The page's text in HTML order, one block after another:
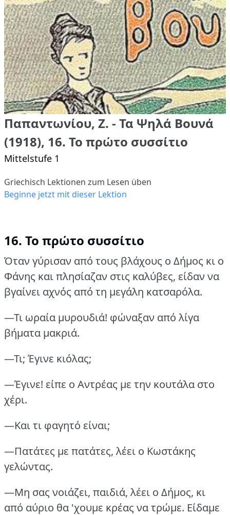
Παπαντωνίου, Ζ. - Τα Ψηλά Βουνά
(1918), 16. Το πρώτο συσσίτιο
Mittelstufe 1
Griechisch Lektionen zum Lesen üben
Beginne jetzt mit dieser Lektion
16. Το πρώτο συσσίτιο
Όταν γύρισαν από τους βλάχους ο Δήμος κι ο
Φάνης και πλησίαζαν στις καλύβες, είδαν να
βγαίνει αχνός από τη μεγάλη κατσαρόλα.
—Τι ωραία μυρουδιά! φώναξαν από λίγα
βήματα μακριά.
—Τι; Έγινε κιόλας;
—Έγινε! είπε ο Αντρέας με την κουτάλα στο
χέρι.
—Και τι φαγητό είναι;
—Πατάτες με πατάτες, λέει ο Κωστάκης
γελώντας.
—Μη σας νοιάζει, παιδιά, λέει ο Δήμος, κι
από αύριο θα 'χουμε κρέας να τρώμε. Είδαμε